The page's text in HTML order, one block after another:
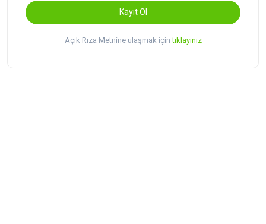
Kayıt Ol
Açık Rıza Metnine ulaşmak içintıklayınız